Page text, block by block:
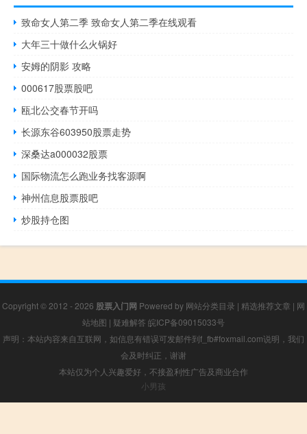
致命女人第二季 致命女人第二季在线观看
大年三十做什么火锅好
安姆的阴影 攻略
000617股票股吧
瓯北公交春节开吗
长源东谷603950股票走势
深桑达a000032股票
国际物流怎么跑业务找客源啊
神州信息股票股吧
炒股持仓图
Copyright © 2012 - 2026 股票入门网 Powered by 网站分类目录 | 精选推荐文章 | 网
站地图 | 疑难解答 皖ICP备09015033号
声明：本站内容来自互联网，如信息有错误可发邮件到f_fb#foxmail.com说明，我们
会及时纠正，谢谢
本站仅为个人兴趣爱好，不接盈利性广告及商业合作
小男孩